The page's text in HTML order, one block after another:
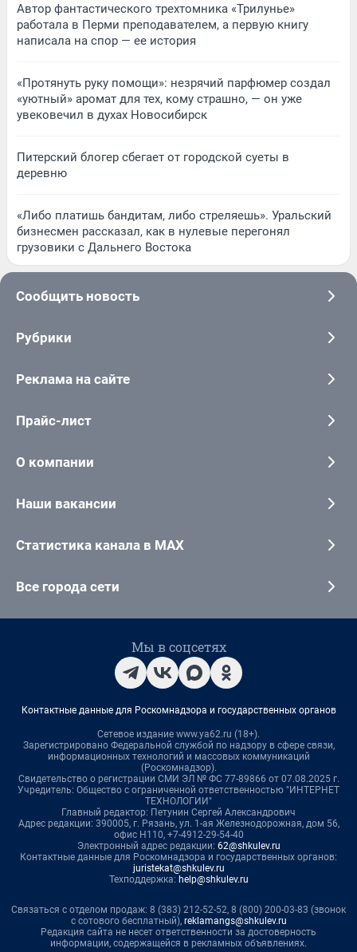
Автор фантастического трехтомника «Трилунье»
работала в Перми преподавателем, а первую книгу
написала на спор — ее история
«Протянуть руку помощи»: незрячий парфюмер создал
«уютный» аромат для тех, кому страшно, — он уже
увековечил в духах Новосибирск
Питерский блогер сбегает от городской суеты в
деревню
«Либо платишь бандитам, либо стреляешь». Уральский
бизнесмен рассказал, как в нулевые перегонял
грузовики с Дальнего Востока
Сообщить новость
Рубрики
Реклама на сайте
Прайс-лист
О компании
Наши вакансии
Статистика канала в MAX
Все города сети
Мы в соцсетях
Контактные данные для Роскомнадзора и государственных органов
Сетевое издание www.ya62.ru (18+).
Зарегистрировано Федеральной службой по надзору в сфере связи,
информационных технологий и массовых коммуникаций
(Роскомнадзор).
Свидетельство о регистрации СМИ ЭЛ № ФС 77-89866 от 07.08.2025 г.
Учредитель: Общество с ограниченной ответственностью "ИНТЕРНЕТ
ТЕХНОЛОГИИ"
Главный редактор: Петунин Сергей Александрович
Адрес редакции: 390005, г. Рязань, ул. 1-ая Железнодорожная, дом 56,
офис Н110, +7-4912-29-54-40
Электронный адрес редакции: 62@shkulev.ru
Контактные данные для Роскомнадзора и государственных органов:
juristekat@shkulev.ru
Техподдержка: help@shkulev.ru
Связаться с отделом продаж: 8 (383) 212-52-52, 8 (800) 200-03-83 (звонок
с сотового бесплатный), reklamangs@shkulev.ru
Редакция сайта не несет ответственности за достоверность
информации, содержащейся в рекламных объявлениях.